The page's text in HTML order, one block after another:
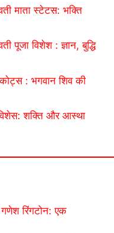
माता स्टेटस: भक्ति
विशेश : ज्ञान, बुद्धि
: भगवान शिव की
शक्ति और आस्था
रिंगटोन: एक